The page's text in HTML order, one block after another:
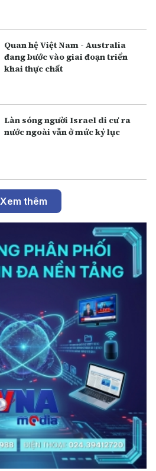
Quan hệ Việt Nam - Australia
đang bước vào giai đoạn triển
khai thực chất
Làn sóng người Israel di cư ra
nước ngoài vẫn ở mức kỷ lục
Xem thêm